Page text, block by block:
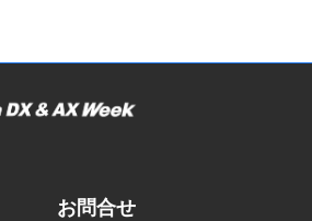
お問合せ